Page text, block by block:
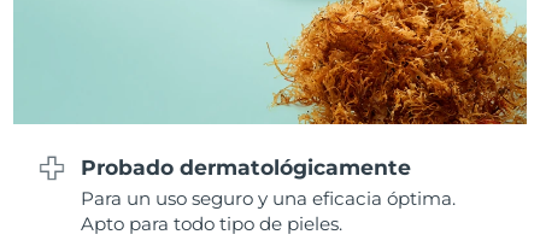
Probado dermatológicamente
Para un uso seguro y una eficacia óptima.
Apto para todo tipo de pieles.
Entrega prevista8/12/26
Entrega prevista8/16/26
Rumanía Entrega prevista
Rusia Entrega prevista